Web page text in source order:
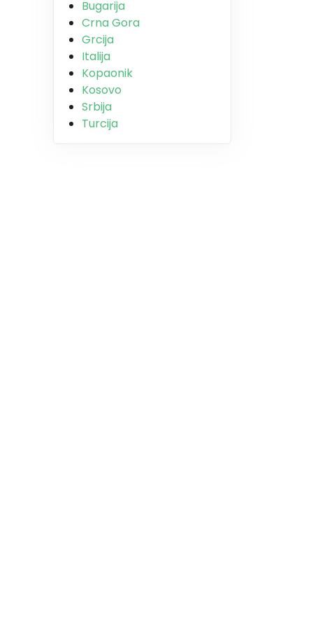
Bugarija
Crna Gora
Grcija
Italija
Kopaonik
Kosovo
Srbija
Turcija